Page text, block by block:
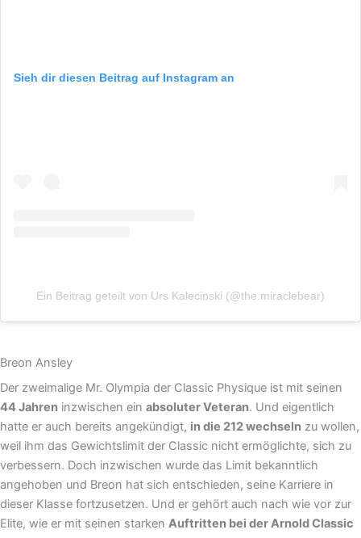
Sieh dir diesen Beitrag auf Instagram an
Ein Beitrag geteilt von Urs Kalecinski (@the.miraclebear)
Breon Ansley
Der zweimalige Mr. Olympia der Classic Physique ist mit seinen
44 Jahren inzwischen ein absoluter Veteran. Und eigentlich
hatte er auch bereits angekündigt, in die 212 wechseln zu wollen,
weil ihm das Gewichtslimit der Classic nicht ermöglichte, sich zu
verbessern. Doch inzwischen wurde das Limit bekanntlich
angehoben und Breon hat sich entschieden, seine Karriere in
dieser Klasse fortzusetzen. Und er gehört auch nach wie vor zur
Elite, wie er mit seinen starken Auftritten bei der Arnold Classic